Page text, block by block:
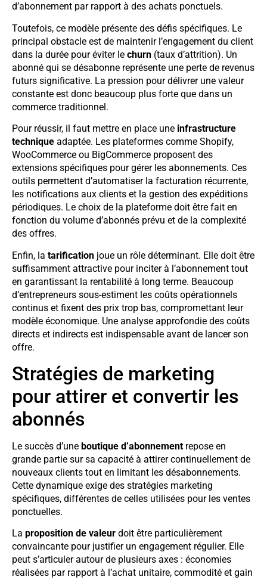
d’abonnement par rapport à des achats ponctuels.
Toutefois, ce modèle présente des défis spécifiques. Le
principal obstacle est de maintenir l’engagement du client
dans la durée pour éviter le churn (taux d’attrition). Un
abonné qui se désabonne représente une perte de revenus
futurs significative. La pression pour délivrer une valeur
constante est donc beaucoup plus forte que dans un
commerce traditionnel.
Pour réussir, il faut mettre en place une infrastructure
technique adaptée. Les plateformes comme Shopify,
WooCommerce ou BigCommerce proposent des
extensions spécifiques pour gérer les abonnements. Ces
outils permettent d’automatiser la facturation récurrente,
les notifications aux clients et la gestion des expéditions
périodiques. Le choix de la plateforme doit être fait en
fonction du volume d’abonnés prévu et de la complexité
des offres.
Enfin, la tarification joue un rôle déterminant. Elle doit être
suffisamment attractive pour inciter à l’abonnement tout
en garantissant la rentabilité à long terme. Beaucoup
d’entrepreneurs sous-estiment les coûts opérationnels
continus et fixent des prix trop bas, compromettant leur
modèle économique. Une analyse approfondie des coûts
directs et indirects est indispensable avant de lancer son
offre.
Stratégies de marketing
pour attirer et convertir les
abonnés
Le succès d’une boutique d’abonnement repose en
grande partie sur sa capacité à attirer continuellement de
nouveaux clients tout en limitant les désabonnements.
Cette dynamique exige des stratégies marketing
spécifiques, différentes de celles utilisées pour les ventes
ponctuelles.
La proposition de valeur doit être particulièrement
convaincante pour justifier un engagement régulier. Elle
peut s’articuler autour de plusieurs axes : économies
réalisées par rapport à l’achat unitaire, commodité et gain